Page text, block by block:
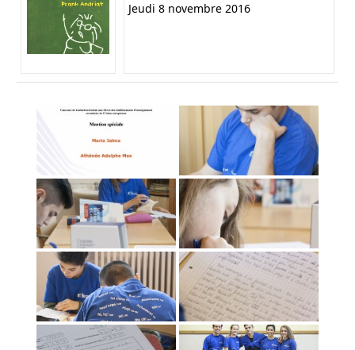
Jeudi 8 novembre 2016